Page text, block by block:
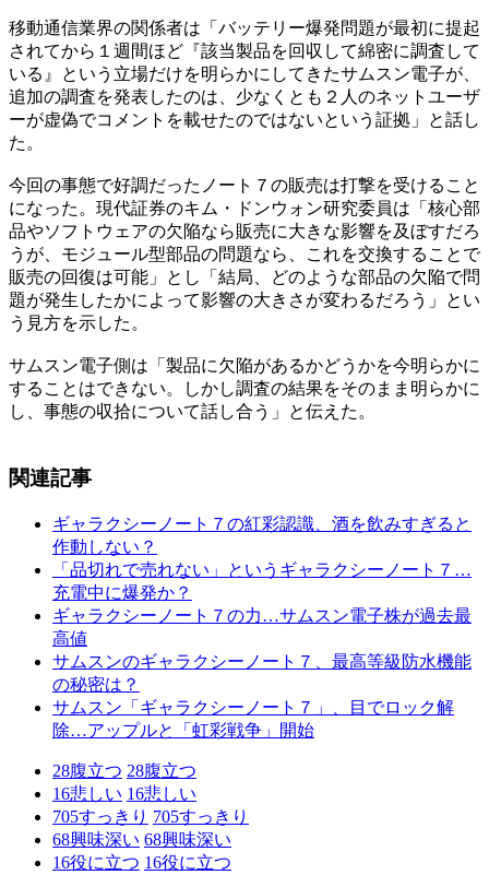
移動通信業界の関係者は「バッテリー爆発問題が最初に提起
されてから１週間ほど『該当製品を回収して綿密に調査して
いる』という立場だけを明らかにしてきたサムスン電子が、
追加の調査を発表したのは、少なくとも２人のネットユーザ
ーが虚偽でコメントを載せたのではないという証拠」と話し
た。
今回の事態で好調だったノート７の販売は打撃を受けること
になった。現代証券のキム・ドンウォン研究委員は「核心部
品やソフトウェアの欠陥なら販売に大きな影響を及ぼすだろ
うが、モジュール型部品の問題なら、これを交換することで
販売の回復は可能」とし「結局、どのような部品の欠陥で問
題が発生したかによって影響の大きさが変わるだろう」とい
う見方を示した。
サムスン電子側は「製品に欠陥があるかどうかを今明らかに
することはできない。しかし調査の結果をそのまま明らかに
し、事態の収拾について話し合う」と伝えた。
関連記事
ギャラクシーノート７の紅彩認識、酒を飲みすぎると
作動しない？
「品切れで売れない」というギャラクシーノート７…
充電中に爆発か？
ギャラクシーノート７の力…サムスン電子株が過去最
高値
サムスンのギャラクシーノート７、最高等級防水機能
の秘密は？
サムスン「ギャラクシーノート７」、目でロック解
除…アップルと「虹彩戦争」開始
28腹立つ 28腹立つ
16悲しい 16悲しい
705すっきり 705すっきり
68興味深い 68興味深い
16役に立つ 16役に立つ